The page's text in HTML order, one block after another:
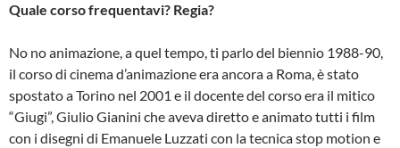
Quale corso frequentavi? Regia?
No no animazione, a quel tempo, ti parlo del biennio 1988-90,
il corso di cinema d’animazione era ancora a Roma, è stato
spostato a Torino nel 2001 e il docente del corso era il mitico
“Giugi”, Giulio Gianini che aveva diretto e animato tutti i film
con i disegni di Emanuele Luzzati con la tecnica stop motion e